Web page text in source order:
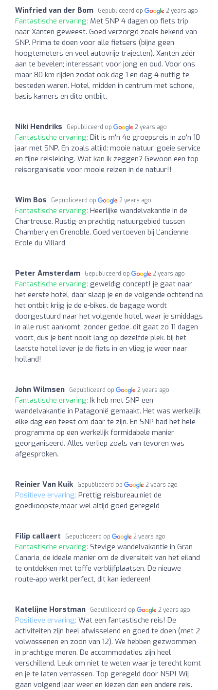
Winfried van der Bom Gepubliceerd op 2 years ago
Fantastische ervaring: Met SNP 4 dagen op fiets trip
naar Xanten geweest. Goed verzorgd zoals bekend van
SNP. Prima te doen voor alle fietsers (bijna geen
hoogtemeters en veel autovrije trajecten). Xanten zéér
aan te bevelen; interessant voor jong en oud. Voor ons
maar 80 km rijden zodat ook dag 1 en dag 4 nuttig te
besteden waren. Hotel, midden in centrum met schone,
basis kamers en dito ontbijt.
Niki Hendriks Gepubliceerd op 2 years ago
Fantastische ervaring: Dit is m'n 4e groepsreis in zo'n 10
jaar met SNP. En zoals altijd: mooie natuur, goeie service
en fijne reisleiding. Wat kan ik zeggen? Gewoon een top
reisorganisatie voor mooie reizen in de natuur!!
Wim Bos Gepubliceerd op 2 years ago
Fantastische ervaring: Heerlijke wandelvakantie in de
Chartreuse. Rustig en prachtig natuurgebied tussen
Chambery en Grenoble. Goed vertoeven bij L’ancienne
Ecole du Villard
Peter Amsterdam Gepubliceerd op 2 years ago
Fantastische ervaring: geweldig concept! je gaat naar
het eerste hotel, daar slaap je en de volgende ochtend na
het ontbijt krijg je de e-bikes. de bagage wordt
doorgestuurd naar het volgende hotel, waar je smiddags
in alle rust aankomt, zonder gedoe. dit gaat zo 11 dagen
voort, dus je bent nooit lang op dezelfde plek. bij het
laatste hotel lever je de fiets in en vlieg je weer naar
holland!
John Wilmsen Gepubliceerd op 2 years ago
Fantastische ervaring: Ik heb met SNP een
wandelvakantie in Patagonië gemaakt. Het was werkelijk
elke dag een feest om daar te zijn. En SNP had het hele
programma op een werkelijk formidabele manier
georganiseerd. Alles verliep zoals van tevoren was
afgesproken.
Reinier Van Kuik Gepubliceerd op 2 years ago
Positieve ervaring: Prettig reisbureau,niet de
goedkoopste,maar wel altijd goed geregeld
Filip callaert Gepubliceerd op 2 years ago
Fantastische ervaring: Stevige wandelvakantie in Gran
Canaria, de ideale manier om de diversiteit van het eiland
te ontdekken met toffe verblijfplaatsen. De nieuwe
route-app werkt perfect, dit kan iedereen!
Katelijne Horstman Gepubliceerd op 2 years ago
Positieve ervaring: Wat een fantastische reis! De
activiteiten zijn heel afwisselend en goed te doen (met 2
volwassenen en zoon van 12). We hebben gezwommen
in prachtige meren. De accommodaties zijn heel
verschillend. Leuk om niet te weten waar je terecht komt
en je te laten verrassen. Top geregeld door NSP! Wij
gaan volgend jaar weer en kiezen dan een andere reis.